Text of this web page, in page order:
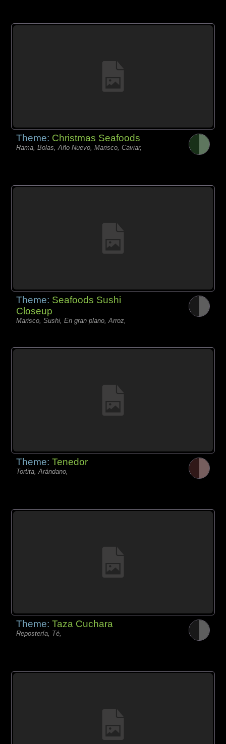
Theme: Christmas Seafoods
Rama, Bolas, Año Nuevo, Marisco, Caviar,
Theme: Seafoods Sushi
Closeup
Marisco, Sushi, En gran plano, Arroz,
Theme:Tenedor
Tortita, Arándano,
Theme:Taza Cuchara
Repostería, Té,